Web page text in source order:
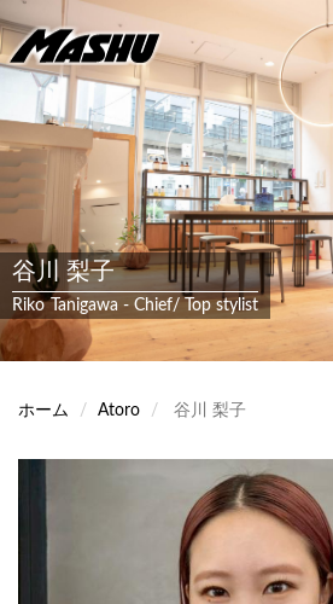
イ
ン
ン
ツ
に
動
谷川 梨子
Riko Tanigawa - Chief Top stylist
ホーム Atoro 谷川 梨子